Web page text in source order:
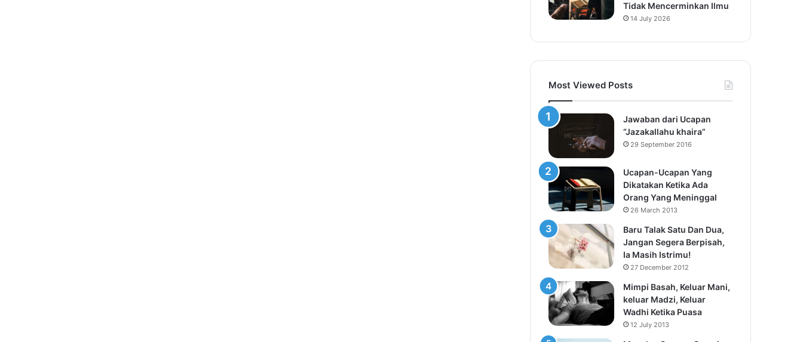
Tidak Mencerminkan Ilmu
14 July 2026
Most Viewed Posts
Jawaban dari Ucapan
“Jazakallahu khaira”
29 September 2016
Ucapan-Ucapan Yang
Dikatakan Ketika Ada
Orang Yang Meninggal
26 March 2013
Baru Talak Satu Dan Dua,
Jangan Segera Berpisah,
Ia Masih Istrimu!
27 December 2012
Mimpi Basah, Keluar Mani,
keluar Madzi, Keluar
Wadhi Ketika Puasa
12 July 2013